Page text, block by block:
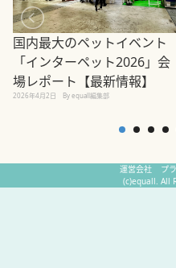
国内最大のペットイベント
「インターペット2026」会
場レポート【最新情報】
2026年4月2日 By equall編集部
運営会社
プ
(c)equall. All